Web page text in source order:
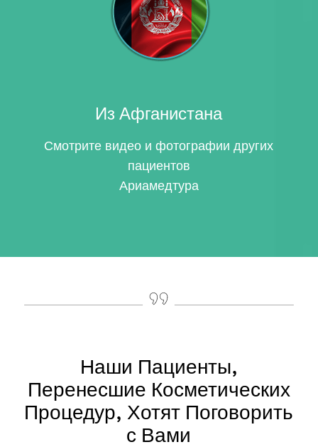
Из Афганистана
Смотрите видео и фотографии других
пациентов
Ариамедтура
Наши Пациенты,
Перенесшие Косметических
Процедур, Хотят Поговорить
с Вами